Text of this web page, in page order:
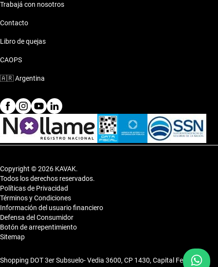
Trabajá con nosotros
Contacto
Libro de quejas
CAOPS
🇦🇷Argentina
Copyright © 2026 KAVAK.
Todos los derechos reservados.
Políticas de Privacidad
Términos y Condiciones
Información del usuario financiero
Defensa del Consumidor
Botón de arrepentimiento
Sitemap
Shopping DOT 3er Subsuelo- Vedia 3600, CP 1430, Capital Federal,